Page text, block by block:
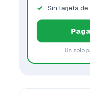
Sin tarjeta
Un solo